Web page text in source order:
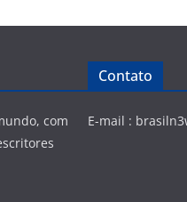
com
Contato
E-mail :